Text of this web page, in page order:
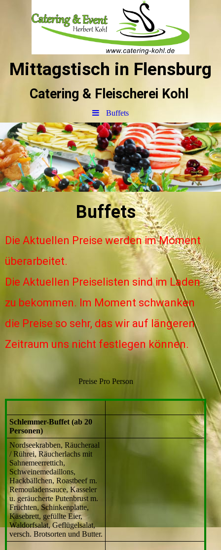
Mittagstisch in Flensburg
Catering & Fleischerei Kohl
Buffets
Buffets
Die Aktuellen Preise werden im Moment
überarbeitet.
Die Aktuellen Preiselisten sind im Laden
zu bekommen. Im Moment schwanken
die Preise so sehr, das wir auf längeren
Zeitraum uns nicht festlegen können.
Preise Pro Person
Schlemmer-Buffet (ab 20
Personen)
Nordseekrabben, Räucheraal
/ Rührei, Räucherlachs mit
Sahnemeerrettich,
Schweinemedaillons,
Hackbällchen, Roastbeef m.
Remouladensauce, Kasseler
u. geräucherte Putenbrust m.
Früchten, Schinkenplatte,
Käsebrett, gefüllte Eier,
Waldorfsalat, Geflügelsalat,
versch. Brotsorten und Butter.